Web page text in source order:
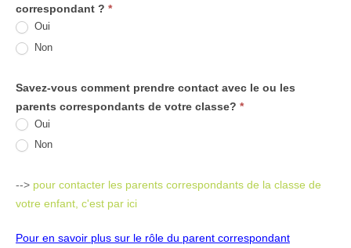
correspondant ? *
Oui
Non
Savez-vous comment prendre contact avec le ou les
parents correspondants de votre classe? *
Oui
Non
--> pour contacter les parents correspondants de la classe de
votre enfant, c'est par ici
Pour en savoir plus sur le rôle du parent correspondant